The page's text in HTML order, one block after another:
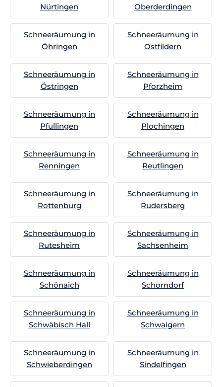
Nürtingen
Oberderdingen
Schneeräumung in
Öhringen
Schneeräumung in
Ostfildern
Schneeräumung in
Östringen
Schneeräumung in
Pforzheim
Schneeräumung in
Pfullingen
Schneeräumung in
Plochingen
Schneeräumung in
Renningen
Schneeräumung in
Reutlingen
Schneeräumung in
Rottenburg
Schneeräumung in
Rudersberg
Schneeräumung in
Rutesheim
Schneeräumung in
Sachsenheim
Schneeräumung in
Schönaich
Schneeräumung in
Schorndorf
Schneeräumung in
Schwäbisch Hall
Schneeräumung in
Schwaigern
Schneeräumung in
Schwieberdingen
Schneeräumung in
Sindelfingen